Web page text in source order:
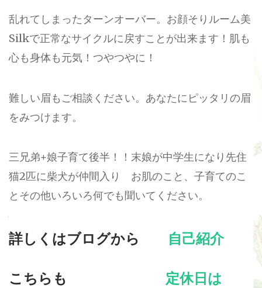
乱れてしまったターンオーバー。お顔そりルーム美
Silkで正常なサイクルに戻すことが出来ます！肌も
心も身体も元気！つやつやに！
難しい眉もご相談ください。あなたにピッタリの眉
をみつけます。
三兄弟+娘子育て後半！！末娘が中学生になり先住
猫2匹に柴犬が仲間入り お肌のこと、子育てのこ
とその他いろいろ何でも聞いてください。
詳しくはブログから 自己紹介
こちらも 定休日は